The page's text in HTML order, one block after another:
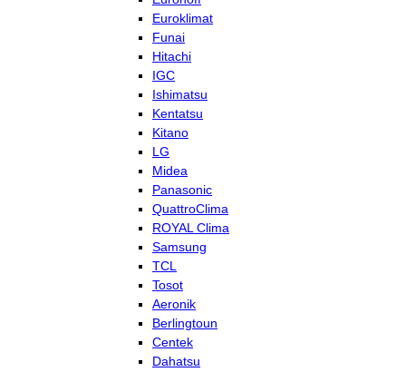
Euroklimat
Funai
Hitachi
IGC
Ishimatsu
Kentatsu
Kitano
LG
Midea
Panasonic
QuattroClima
ROYAL Clima
Samsung
TCL
Tosot
Aeronik
Berlingtoun
Centek
Dahatsu